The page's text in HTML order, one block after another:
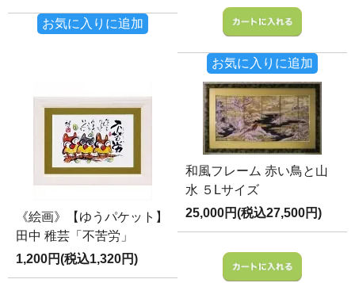
お気に入りに追加
お気に入りに追加
《絵画》【ゆうパケット】
田中 稚芸「不苦労」
1,200円(税込1,320円)
和風フレーム 赤い鳥と山
水 ５Lサイズ
25,000円(税込27,500円)